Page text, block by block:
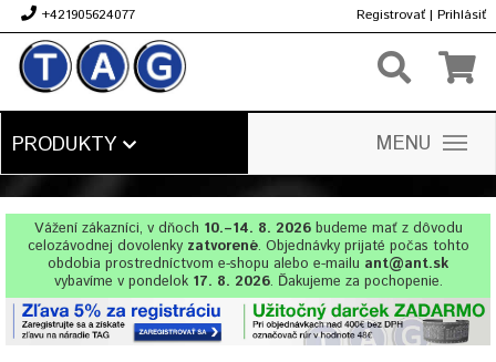
+421905624077 Registrovať | Prihlásiť
PRODUKTY MENU
Vážení zákazníci, v dňoch 10.–14. 8. 2026budeme mať z dôvodu
celozávodnej dovolenkyzatvorené. Objednávky prijaté počas tohto
obdobia prostredníctvom e-shopu alebo e-mailu ant@ant.sk
vybavíme v pondelok 17. 8. 2026. Ďakujeme za pochopenie.